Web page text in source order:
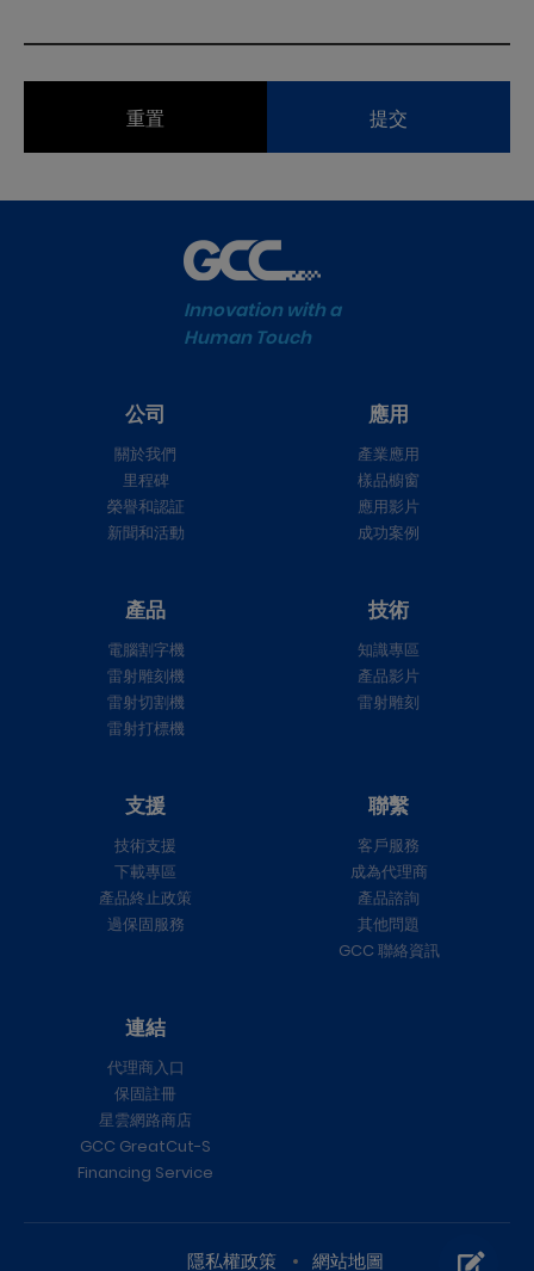
重置 提交
Innovation with a
Human Touch
公司
關於我們
里程碑
榮譽和認証
新聞和活動
應用
產業應用
樣品櫥窗
應用影片
成功案例
產品
電腦割字機
雷射雕刻機
雷射切割機
雷射打標機
技術
知識專區
產品影片
雷射雕刻
支援
技術支援
下載專區
產品終止政策
過保固服務
聯繫
客戶服務
成為代理商
產品諮詢
其他問題
GCC 聯絡資訊
連結
代理商入口
保固註冊
星雲網路商店
GCC GreatCut-S
Financing Service
隱私權政策 網站地圖